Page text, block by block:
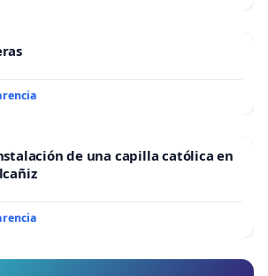
de una capilla católica en